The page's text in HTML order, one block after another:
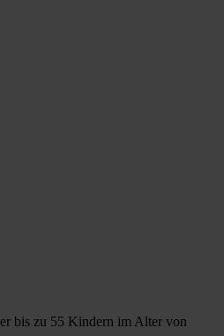
bis zu 55 Kindern im Alter von